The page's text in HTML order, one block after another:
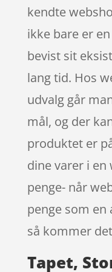
kendte
ikke bare er
bevist sit
lang tid. Hos
udvalg går
mål, og der
produktet er
dine varer i en
penge- når
penge som
så kommer
Tapet,